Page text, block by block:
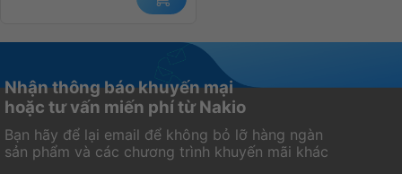
Nhận thông báo khuyến mại
hoặc tư vấn miến phí từ Nakio
Bạn hãy để lại email để không bỏ lỡ hàng ngàn
sản phẩm và các chương trình khuyến mãi khác